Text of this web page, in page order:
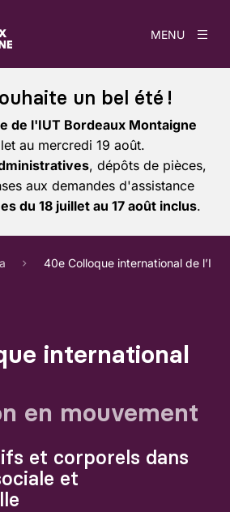
MENU
un bel été !
de l'IUT Bordeaux Montaigne
au mercredi 19 août.
, dépôts de pièces,
aux demandes d'assistance
du 18 juillet au 17 août inclus.
40e Colloque international de
international
en mouvement
et corporels dans
et